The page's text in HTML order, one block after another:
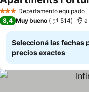
3 EstrellasDepartamento equipado
8,4 Muy bueno 514 a
Seleccioná las fechas
precios exactos